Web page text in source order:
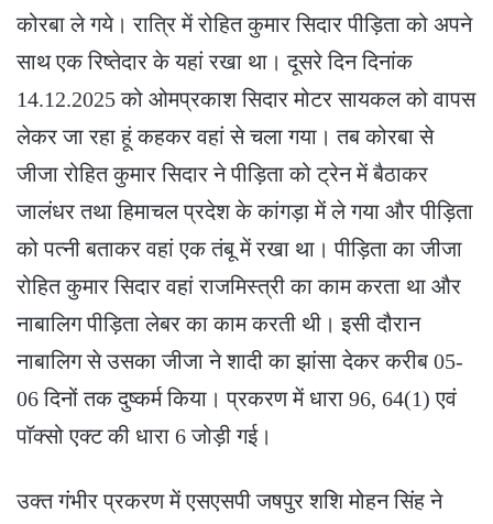
कोरबा ले गये। रात्रि में रोहित कुमार सिदार पीड़िता को अपने
साथ एक रिष्तेदार के यहां रखा था। दूसरे दिन दिनांक
14.12.2025 को ओमप्रकाश सिदार मोटर सायकल को वापस
लेकर जा रहा हूं कहकर वहां से चला गया। तब कोरबा से
जीजा रोहित कुमार सिदार ने पीड़िता को ट्रेन में बैठाकर
जालंधर तथा हिमाचल प्रदेश के कांगड़ा में ले गया और पीड़िता
को पत्नी बताकर वहां एक तंबू में रखा था। पीड़िता का जीजा
रोहित कुमार सिदार वहां राजमिस्त्री का काम करता था और
नाबालिग पीड़िता लेबर का काम करती थी। इसी दौरान
नाबालिग से उसका जीजा ने शादी का झांसा देकर करीब 05-
06 दिनों तक दुष्कर्म किया। प्रकरण में धारा 96, 64(1) एवं
पाॅक्सो एक्ट की धारा 6 जोड़ी गई।
उक्त गंभीर प्रकरण में एसएसपी जषपुर शशि मोहन सिंह ने